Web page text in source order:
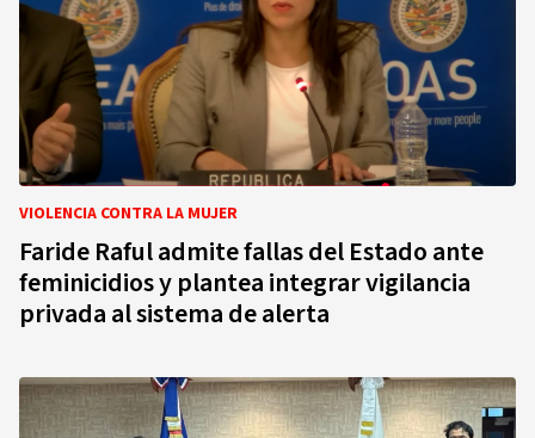
VIOLENCIA CONTRA LA MUJER
Faride Raful admite fallas del Estado ante
feminicidios y plantea integrar vigilancia
privada al sistema de alerta